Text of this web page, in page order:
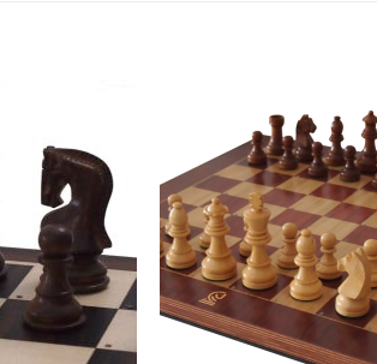
Aggiungi
alla lista
dei
desideri